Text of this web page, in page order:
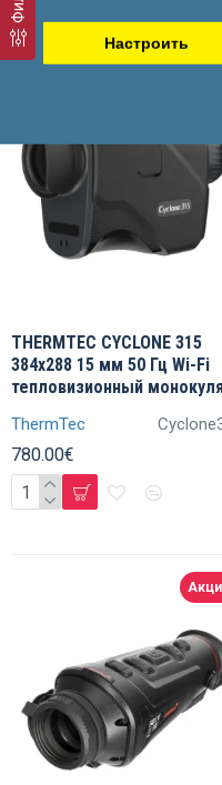
Настроить
ThermTec
THERMTEC CYCLONE 315
384x288 15 мм 50 Гц Wi-Fi
тепловизионный
780.00€